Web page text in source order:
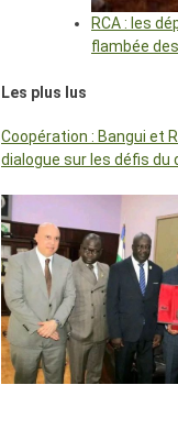
RCA : les
flambée
Les plus lus
Coopération : Bangui et
dialogue sur les défis du